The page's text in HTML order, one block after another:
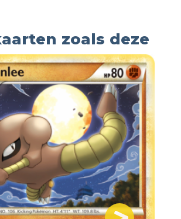
zoals deze